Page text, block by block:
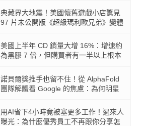
典藏界大地震！美國懷舊遊戲小店驚見
97 片未公開版《超級瑪利歐兄弟》變體
美國上半年 CD 銷量大增 16%：增速約
為黑膠 7 倍，但購買者有一半以上根本
諾貝爾獎推手也留不住！從 AlphaFold
團隊解體看 Google 的焦慮：為何明星
用AI省下4小時竟被塞更多工作！過來人
曝光：為什麼優秀員工不再跟你分享怎